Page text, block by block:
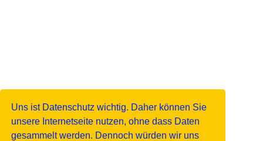
Uns ist Datenschutz wichtig. Daher können Sie
unsere Internetseite nutzen, ohne dass Daten
gesammelt werden. Dennoch würden wir uns